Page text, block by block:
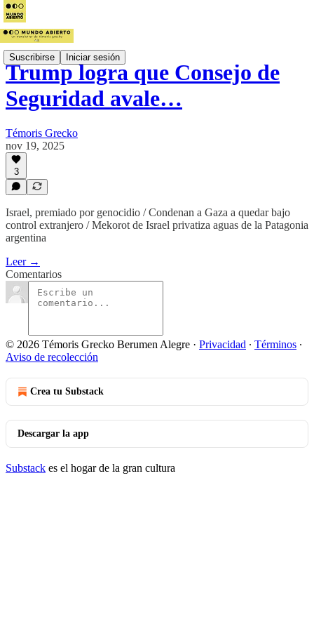
Suscribirse Iniciar sesión
Trump logra que Consejo de
Seguridad avale…
Témoris Grecko
nov 19, 2025
3
Israel, premiado por genocidio / Condenan a Gaza a quedar bajo
control extranjero / Mekorot de Israel privatiza aguas de la Patagonia
argentina
Leer →
Comentarios
© 2026 Témoris Grecko Berumen Alegre · Privacidad ∙ Términos ∙
Aviso de recolección
Crea tu Substack
Descargar la app
Substack es el hogar de la gran cultura